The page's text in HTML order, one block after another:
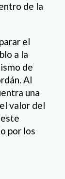
de la
el
a la
de
Al
una
valor del
por los